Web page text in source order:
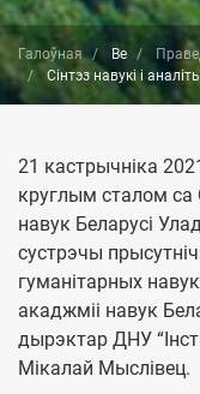
Галоўная Be
Сінтэз навукі і
21 кастрычніка
круглым сталом са
навук Беларусі
сустрэчы
гуманітарных
акаджміі навук
дырэктар ДНУ
Мікалай Мыслівец.